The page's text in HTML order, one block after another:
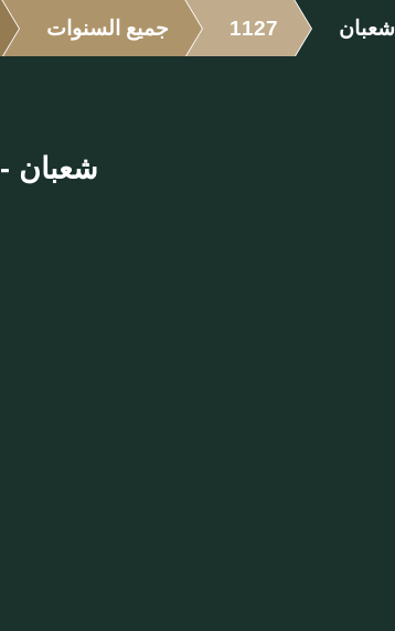
جميع السنوات 1127 شعبان
شعبان - 1127 الهجرية